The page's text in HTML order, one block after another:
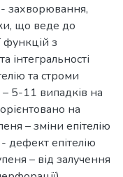
захворювання,
що веде до
функцій з
інтегральності
та строми
5-11 випадків на
на
– зміни епітелію
дефект епітелію
– від залучення